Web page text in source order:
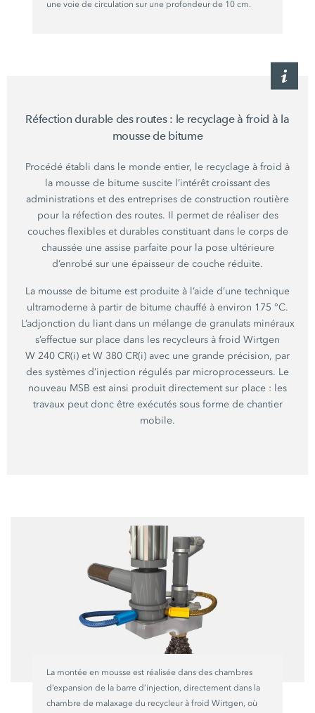
une voie de circulation sur une profondeur de 10 cm.
Réfection durable des routes : le recyclage à froid à la
mousse de bitume
Procédé établi dans le monde entier, le recyclage à froid à
la mousse de bitume suscite l’intérêt croissant des
administrations et des entreprises de construction routière
pour la réfection des routes. Il permet de réaliser des
couches flexibles et durables constituant dans le corps de
chaussée une assise parfaite pour la pose ultérieure
d’enrobé sur une épaisseur de couche réduite.
La mousse de bitume est produite à l’aide d’une technique
ultramoderne à partir de bitume chauffé à environ 175 °C.
L’adjonction du liant dans un mélange de granulats minéraux
s’effectue sur place dans les recycleurs à froid Wirtgen
W 240 CR(i) etW 380 CR(i) avec une grande précision, par
des systèmes d’injection régulés par microprocesseurs. Le
nouveau MSB est ainsi produit directement sur place : les
travaux peut donc être exécutés sous forme de chantier
mobile.
La montée en mousse est réalisée dans des chambres
d’expansion de la barre d’injection, directement dans la
chambre de malaxage du recycleur à froid Wirtgen, où